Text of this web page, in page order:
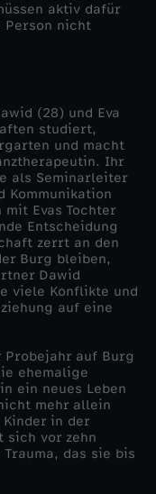
aktiv dafür
Person nicht
(28) und Eva
studiert,
und macht
Ihr
als Seminarleiter
Kommunikation
Evas Tochter
Entscheidung
zerrt an den
Burg bleiben,
Dawid
viele Konflikte und
auf eine
auf Burg
ehemalige
ein neues Leben
mehr allein
in der
sich vor zehn
das sie bis